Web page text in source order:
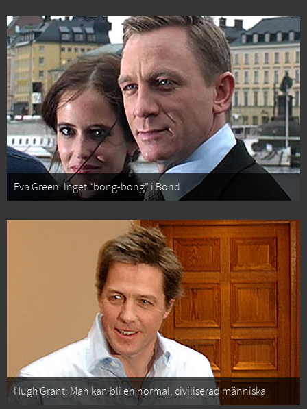
Eva Green: Inget “bong-bong” i Bond
Hugh Grant: Man kan bli en normal, civiliserad människa